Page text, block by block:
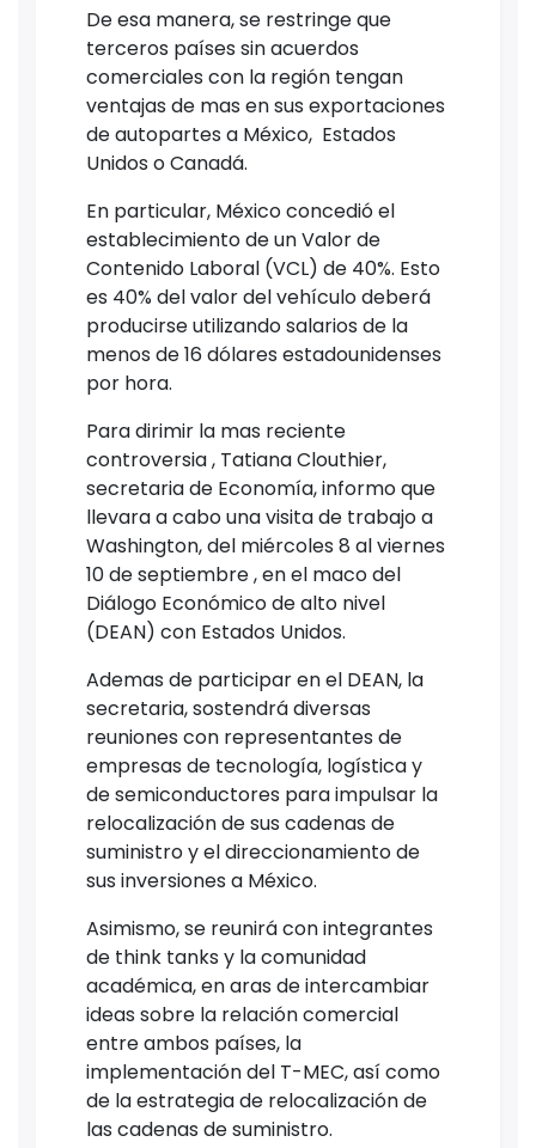
De esa manera, se restringe que
terceros países sin acuerdos
comerciales con la región tengan
ventajas de mas en sus exportaciones
de autopartes a México, Estados
Unidos o Canadá.
En particular, México concedió el
establecimiento de un Valor de
Contenido Laboral (VCL) de 40%. Esto
es 40% del valor del vehículo deberá
producirse utilizando salarios de la
menos de 16 dólares estadounidenses
por hora.
Para dirimir la mas reciente
controversia , Tatiana Clouthier,
secretaria de Economía, informo que
llevara a cabo una visita de trabajo a
Washington, del miércoles 8 al viernes
10 de septiembre , en el maco del
Diálogo Económico de alto nivel
(DEAN) con Estados Unidos.
Ademas de participar en el DEAN, la
secretaria, sostendrá diversas
reuniones con representantes de
empresas de tecnología, logística y
de semiconductores para impulsar la
relocalización de sus cadenas de
suministro y el direccionamiento de
sus inversiones a México.
Asimismo, se reunirá con integrantes
de think tanks y la comunidad
académica, en aras de intercambiar
ideas sobre la relación comercial
entre ambos países, la
implementación del T-MEC, así como
de la estrategia de relocalización de
las cadenas de suministro.